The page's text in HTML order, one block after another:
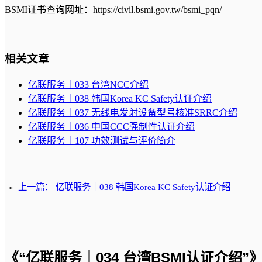
BSMI证书查询网址：https://civil.bsmi.gov.tw/bsmi_pqn/
相关文章
亿联服务｜033 台湾NCC介绍
亿联服务｜038 韩国Korea KC Safety认证介绍
亿联服务｜037 无线电发射设备型号核准SRRC介绍
亿联服务｜036 中国CCC强制性认证介绍
亿联服务｜107 功效测试与评价简介
« 上一篇： 亿联服务｜038 韩国Korea KC Safety认证介绍
《“亿联服务｜034 台湾BSMI认证介绍”